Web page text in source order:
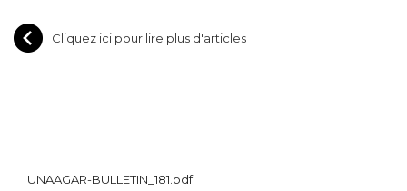
Cliquez ici pour lire plus d'articles
UNAAGAR-BULLETIN_181.pdf